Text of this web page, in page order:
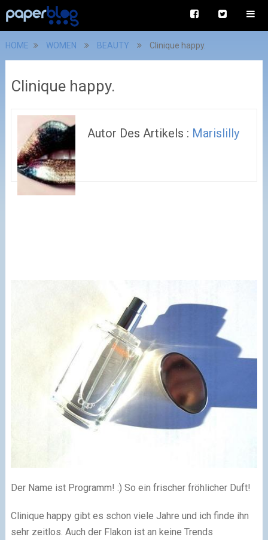
HOME WOMEN BEAUTY Clinique happy.
Clinique happy.
Autor Des Artikels : Marislilly
Der Name ist Programm! :) So ein frischer fröhlicher Duft!
Clinique happy gibt es schon viele Jahre und ich finde ihn
sehr zeitlos. Auch der Flakon ist an keine Trends